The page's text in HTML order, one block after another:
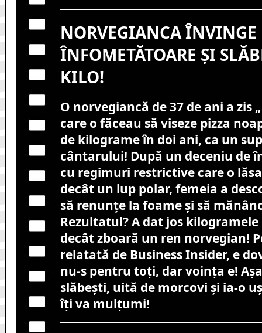
NORVEGIANCA ÎNVINGE
ÎNFOMETĂTOARE ȘI
KILO!
O norvegiancă de 37 de ani a zis
care o făceau să viseze pizza
de kilograme în doi ani, ca un
cântarului! După un deceniu de
cu regimuri restrictive care o
decât un lup polar, femeia a
să renunțe la foame și să
Rezultatul? A dat jos
decât zboară un ren norvegian!
relatată de Business Insider, e
nu-s pentru toți, dar voința e!
slăbești, uită de morcovi și ia-o
îți va mulțumi!